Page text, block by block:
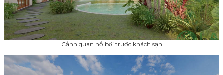
Cảnh quan hồ bơi trước khách sạn